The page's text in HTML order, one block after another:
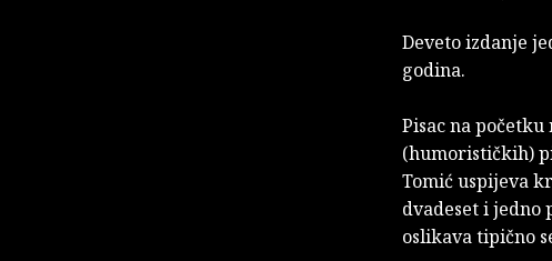
Deveto izdanje
godina.
Pisac na
(humorističkih)
Tomić uspijeva
dvadeset i
oslikava tipično